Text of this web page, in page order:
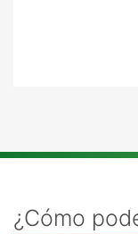
¿Cómo